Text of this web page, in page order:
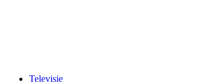
Televisie